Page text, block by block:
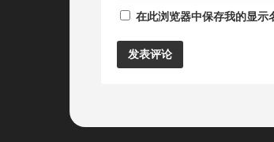
在此浏览器中保存我的显示